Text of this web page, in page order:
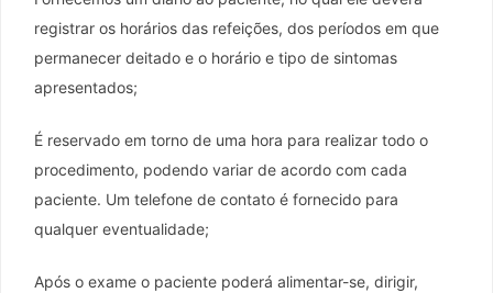
registrar os horários das refeições, dos períodos em que
permanecer deitado e o horário e tipo de sintomas
apresentados;
É reservado em torno de uma hora para realizar todo o
procedimento, podendo variar de acordo com cada
paciente. Um telefone de contato é fornecido para
qualquer eventualidade;
Após o exame o paciente poderá alimentar-se, dirigir,